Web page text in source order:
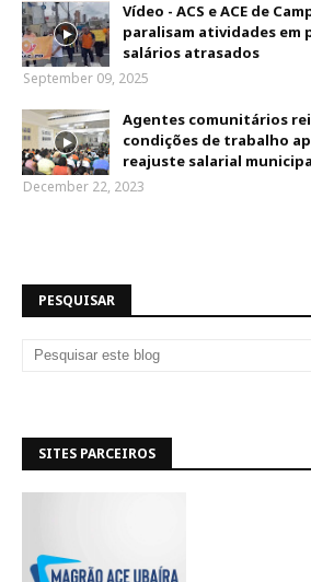
Vídeo - ACS e ACE de
paralisam atividades
salários atrasados
September 09, 2025
Agentes comunitários
condições de trabalho
reajuste salarial
December 22, 2023
PESQUISAR
SITES PARCEIROS